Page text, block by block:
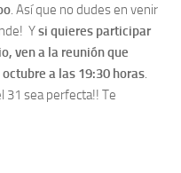
. Así que no dudes en venir
Ysi quieres participar
ven a la reunión que
a las 19:30 horas.
31 sea perfecta!! Te